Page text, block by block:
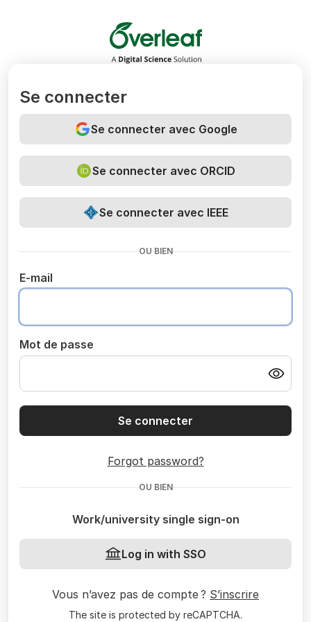
Overleaf
Se connecter
Se connecter avec Google
Se connecter avec ORCID
Se connecter avec IEEE
OU BIEN
E-mail
Mot de passe
Se connecter
Forgot password?
OU BIEN
Work/university single sign-on
Log in with SSO
Vous n’avez pas de compte ? S’inscrire
The site is protected by reCAPTCHA.